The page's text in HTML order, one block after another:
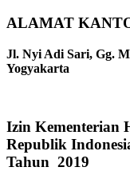
ALAMAT
Jl. Nyi Adi Sari, Gg.
Yogyakarta
Izin Kementerian
Republik
Tahun 2019